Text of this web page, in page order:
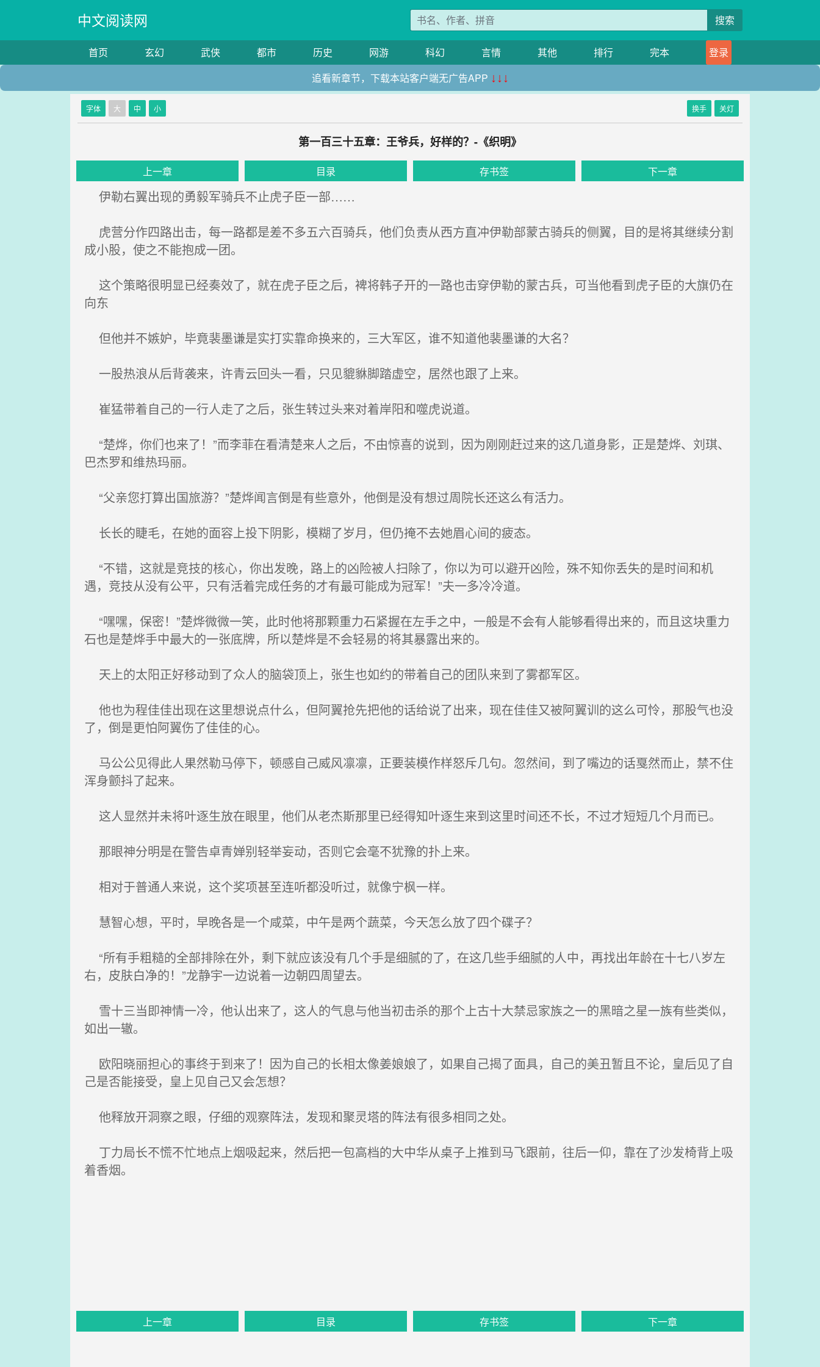
中文阅读网 搜索
首页 玄幻 武侠 都市 历史 网游 科幻 言情 其他 排行 完本
登录
追看新章节，下载本站客户端无广告APP ↓↓↓
字体 大 中 小 换手 关灯
第一百三十五章：王爷兵，好样的？-《织明》
上一章 目录 存书签 下一章
伊勒右翼出现的勇毅军骑兵不止虎子臣一部……
虎营分作四路出击，每一路都是差不多五六百骑兵，他们负责从西方直冲伊勒部蒙古骑兵的侧翼，目的是将其继续分割
成小股，使之不能抱成一团。
这个策略很明显已经奏效了，就在虎子臣之后，裨将韩子开的一路也击穿伊勒的蒙古兵，可当他看到虎子臣的大旗仍在
向东
但他并不嫉妒，毕竟裴墨谦是实打实靠命换来的，三大军区，谁不知道他裴墨谦的大名？
一股热浪从后背袭来，许青云回头一看，只见貔貅脚踏虚空，居然也跟了上来。
崔猛带着自己的一行人走了之后，张生转过头来对着岸阳和噬虎说道。
“楚烨，你们也来了！”而李菲在看清楚来人之后，不由惊喜的说到，因为刚刚赶过来的这几道身影，正是楚烨、刘琪、
巴杰罗和维热玛丽。
“父亲您打算出国旅游？”楚烨闻言倒是有些意外，他倒是没有想过周院长还这么有活力。
长长的睫毛，在她的面容上投下阴影，模糊了岁月，但仍掩不去她眉心间的疲态。
“不错，这就是竞技的核心，你出发晚，路上的凶险被人扫除了，你以为可以避开凶险，殊不知你丢失的是时间和机
遇，竞技从没有公平，只有活着完成任务的才有最可能成为冠军！”夫一多冷冷道。
“嘿嘿，保密！”楚烨微微一笑，此时他将那颗重力石紧握在左手之中，一般是不会有人能够看得出来的，而且这块重力
石也是楚烨手中最大的一张底牌，所以楚烨是不会轻易的将其暴露出来的。
天上的太阳正好移动到了众人的脑袋顶上，张生也如约的带着自己的团队来到了雾都军区。
他也为程佳佳出现在这里想说点什么，但阿翼抢先把他的话给说了出来，现在佳佳又被阿翼训的这么可怜，那股气也没
了，倒是更怕阿翼伤了佳佳的心。
马公公见得此人果然勒马停下，顿感自己威风凛凛，正要装模作样怒斥几句。忽然间，到了嘴边的话戛然而止，禁不住
浑身颤抖了起来。
这人显然并未将叶逐生放在眼里，他们从老杰斯那里已经得知叶逐生来到这里时间还不长，不过才短短几个月而已。
那眼神分明是在警告卓青婵别轻举妄动，否则它会毫不犹豫的扑上来。
相对于普通人来说，这个奖项甚至连听都没听过，就像宁枫一样。
慧智心想，平时，早晚各是一个咸菜，中午是两个蔬菜，今天怎么放了四个碟子？
“所有手粗糙的全部排除在外，剩下就应该没有几个手是细腻的了，在这几些手细腻的人中，再找出年龄在十七八岁左
右，皮肤白净的！”龙静宇一边说着一边朝四周望去。
雪十三当即神情一冷，他认出来了，这人的气息与他当初击杀的那个上古十大禁忌家族之一的黑暗之星一族有些类似，
如出一辙。
欧阳晓丽担心的事终于到来了！因为自己的长相太像姜娘娘了，如果自己揭了面具，自己的美丑暂且不论，皇后见了自
己是否能接受，皇上见自己又会怎想？
他释放开洞察之眼，仔细的观察阵法，发现和聚灵塔的阵法有很多相同之处。
丁力局长不慌不忙地点上烟吸起来，然后把一包高档的大中华从桌子上推到马飞跟前，往后一仰，靠在了沙发椅背上吸
着香烟。
上一章 目录 存书签 下一章